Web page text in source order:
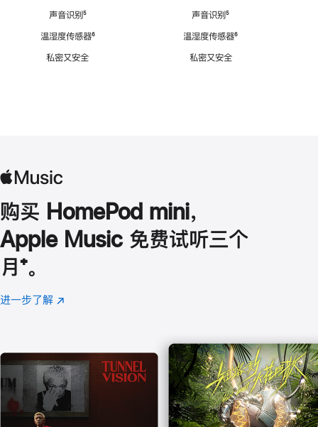
声音识别脚
⁵
温湿度传感器脚
⁶
私密又安全
声音识别脚
⁵
温湿度传感器脚
⁶
私密又安全
购买 HomePod mini，
Apple Music 免费试听三个
月 脚
注
⁺。
进一步了解 Apple
(在
口
中
打
开)